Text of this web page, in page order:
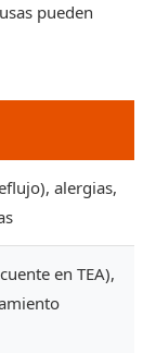
pueden
alergias,
en TEA),